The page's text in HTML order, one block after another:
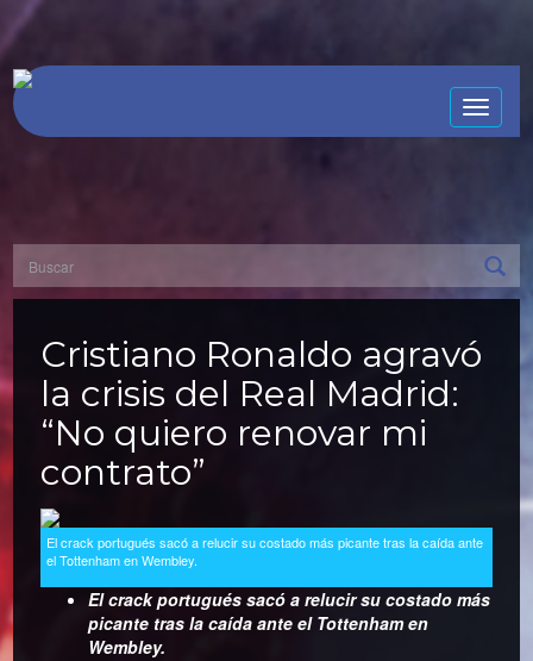
Toggle
Cristiano Ronaldo agravó
la crisis del Real Madrid:
“No quiero renovar mi
contrato”
El crack portugués sacó a relucir su costado más picante tras la caída ante
el Tottenham en Wembley.
El crack portugués sacó a relucir su costado más
picante tras la caída ante el Tottenham en
Wembley.